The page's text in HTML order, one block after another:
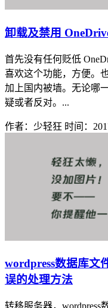
卸载及禁用
首先没有任何贬低
喜欢这个功能，方便。
加上国内被墙。无论哪
疑或者反对。...
作者：少轻狂 时间：
wordpress数据库文
误的处理方法